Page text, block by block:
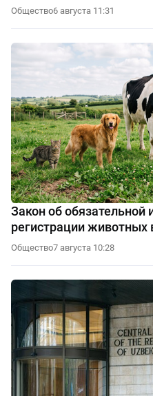
Общество6 августа 11:31
Закон об обязательной
регистрации животных
Общество7 августа 10:28